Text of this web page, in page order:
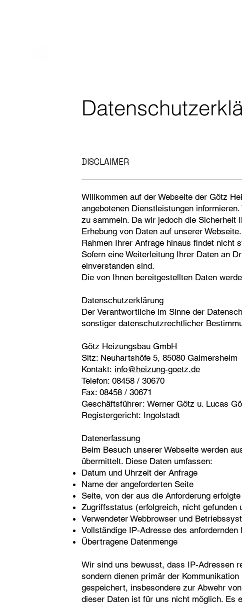
Willkommen auf der Webseite der Götz
angebotenen Dienstleistungen
zu sammeln. Da wir jedoch die Sicherheit
Erhebung von Daten auf unserer
Rahmen Ihrer Anfrage hinaus findet nicht
Sofern eine Weiterleitung Ihrer Daten an
einverstanden sind.
Die von Ihnen bereitgestellten Daten
Datenschutzerklärung
Der Verantwortliche im Sinne der
sonstiger datenschutzrechtlicher
Götz Heizungsbau GmbH
Sitz: Neuhartshöfe 5, 85080 Gaimersheim
Kontakt: info@heizung-goetz.de
Telefon: 08458 / 30670
Fax: 08458 / 30671
Geschäftsführer: Werner Götz u. Lucas
Registergericht: Ingolstadt
Datenerfassung
Beim Besuch unserer Webseite werden
übermittelt. Diese Daten umfassen:
Datum und Uhrzeit der Anfrage
Name der angeforderten Seite
Seite, von der aus die Anforderung erfolgte
Zugriffsstatus (erfolgreich, nicht gefunden
Verwendeter Webbrowser und
Vollständige IP-Adresse des anfordernden
Übertragene Datenmenge
Wir sind uns bewusst, dass IP-Adressen
sondern dienen primär der
gespeichert, insbesondere zur Abwehr
dieser Daten ist für uns nicht möglich. Es
DISCLAIMER